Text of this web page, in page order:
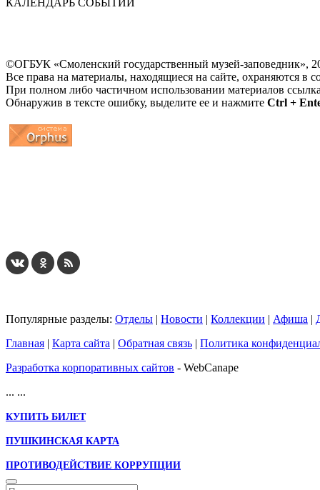
©ОГБУК «Смоленский государственный музей-заповедник»,
Все права на материалы, находящиеся на сайте, охраняются в
При полном либо частичном использовании материалов
Обнаружив в тексте ошибку, выделите ее и нажмите Ctrl +
Популярные разделы: Отделы | Новости | Коллекции | Афиша |
Главная | Карта сайта | Обратная связь | Политика
Разработка корпоративных сайтов - WebCanape
... ...
КУПИТЬ БИЛЕТ
ПУШКИНСКАЯ КАРТА
ПРОТИВОДЕЙСТВИЕ КОРРУПЦИИ